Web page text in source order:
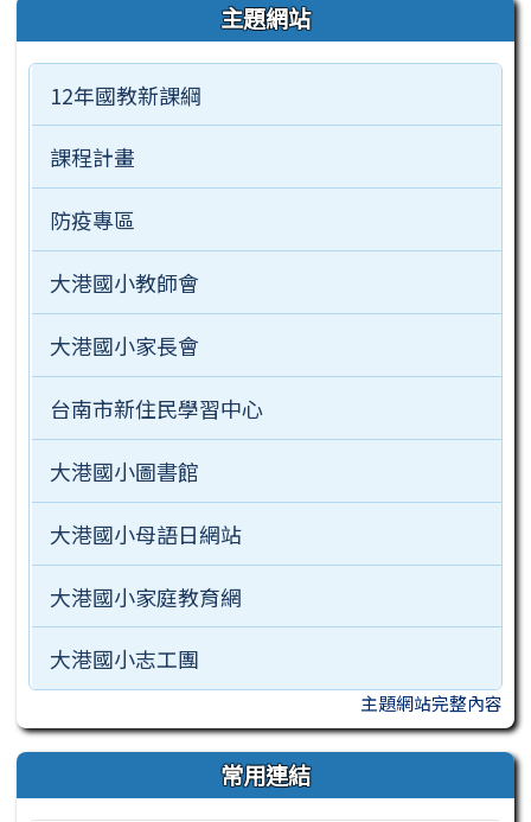
主題網站
12年國教新課綱
課程計畫
防疫專區
大港國小教師會
大港國小家長會
台南市新住民學習中心
大港國小圖書館
大港國小母語日網站
大港國小家庭教育網
大港國小志工團
主題網站完整內容
常用連結